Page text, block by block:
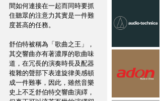
間如何連接在一起而同時要抓
住聽眾的注意力其實是一件難
度甚高的任務。
舒伯特被稱為「歌曲之王」，
其交響曲亦有著濃厚的歌曲味
道，在冗長的演奏時長及配器
複雜的聲部下表達旋律美感頓
成一件難事，因此，雖然音樂
史上不乏舒伯特交響曲演繹，